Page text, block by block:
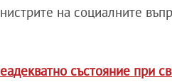
на социалните
състояние при